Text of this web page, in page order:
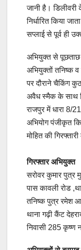
जानी है। डिलीवरी
निर्धारित किया
सप्लाई से पूर्व ही
अभियुक्त से
अभियुक्तों तनिष्क व
पर दौराने चैकिंग
अवैध स्मैक के साथ
राजपुर में धारा 8/
अभियोग पंजीकृत
मोहित की
गिरफ्तार अभियुक्त
सरोवर कुमार पुत्र
पास कावली रोड
तनिष्क पुत्र रमेश
थाना गढ़ी कैंट
निवासी 285 कृष्ण